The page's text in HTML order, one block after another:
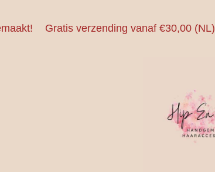
Gratis verzending vanaf €30,00 (NL)